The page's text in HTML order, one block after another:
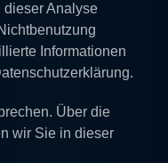
dieser Analyse
Informationen
Über die
wir Sie in dieser